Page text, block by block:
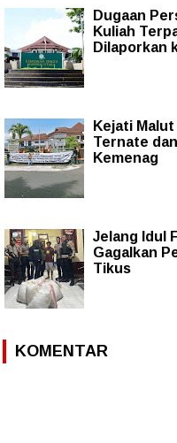
Dugaan
Kuliah
Dilaporkan
Kejati
Ternate
Kemenag
Jelang Idul
Gagalkan
Tikus
KOMENTAR